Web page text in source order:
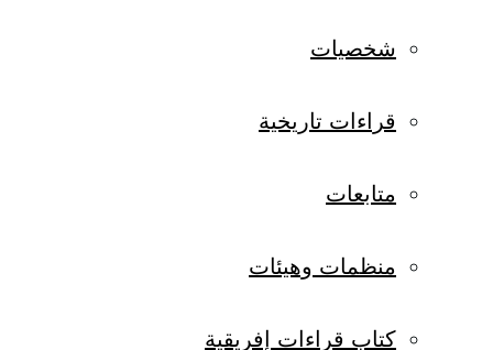
شخصيات
قراءات تاريخية
متابعات
منظمات وهيئات
كتاب قراءات إفريقية